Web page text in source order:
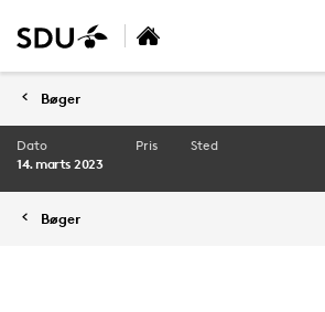
Bøger
Dato
14. marts 2023
Pris Sted
Bøger